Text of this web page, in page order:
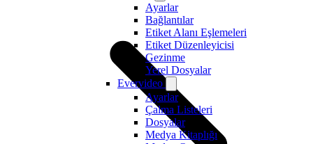
Ayarlar
Bağlantılar
Etiket Alanı Eşlemeleri
Etiket Düzenleyicisi
Gezinme
Yerel Dosyalar
Evervideo
Ayarlar
Çalma Listeleri
Dosyalar
Medya Kitaplığı